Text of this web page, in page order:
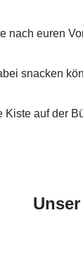
nach euren
snacken
auf der